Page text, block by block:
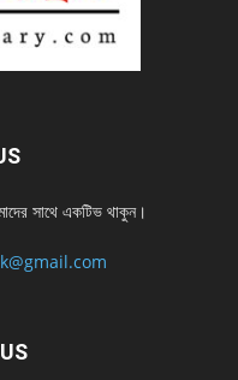
সাথে একটিভ থাকুন।